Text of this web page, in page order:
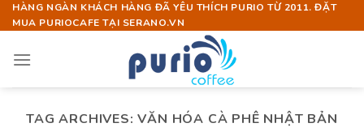
Skip
to
HÀNG NGÀN KHÁCH HÀNG ĐÃ YÊU THÍCH PURIO TỪ 2011. ĐẶT
MUA PURIOCAFE TẠI SERANO.VN
TAG ARCHIVES:VĂN HÓA CÀ PHÊ NHẬT BẢN